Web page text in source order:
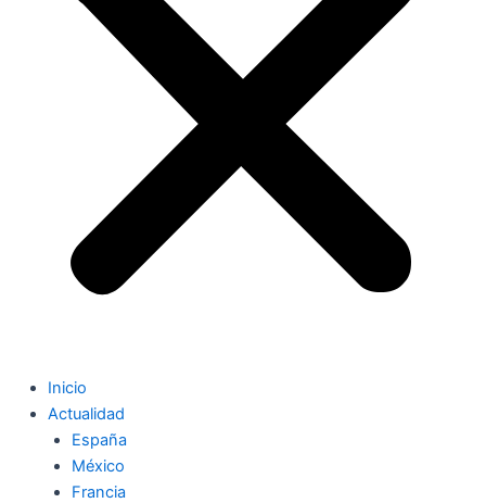
Inicio
Actualidad
España
México
Francia